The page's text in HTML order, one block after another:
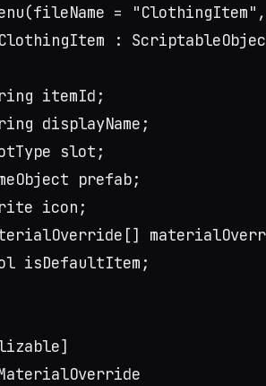
=
:
itemId;
displayName;
slot;
prefab;
icon;
isDefaultItem;